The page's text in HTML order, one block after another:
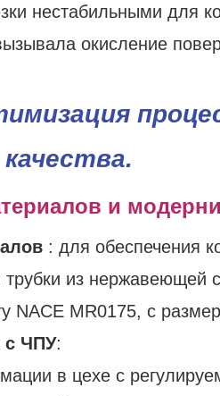
нестабильными для
окисление
и
: для обеспечения
из нержавеющей
NACE MR0175, с
с ЧПУ:​
в цехе с